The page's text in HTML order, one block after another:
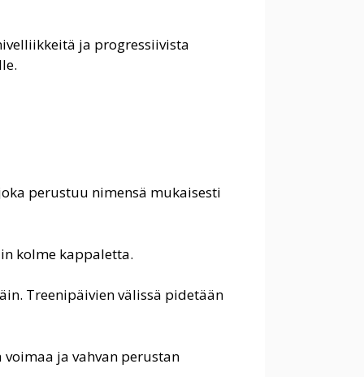
ja progressiivista
perustuu nimensä mukaisesti
kolme kappaletta.
Treenipäivien välissä pidetään
ja vahvan perustan